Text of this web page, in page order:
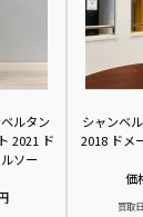
ルタン
2021 ド
ソー
シャンベ
2018 ドメ
価
買取